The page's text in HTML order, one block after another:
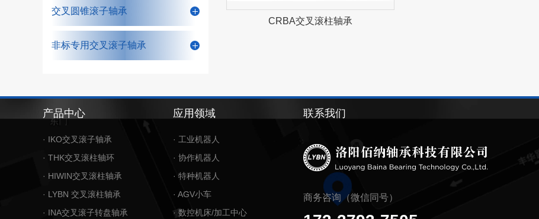
交叉圆锥滚子轴承
非标专用交叉滚子轴承
CRBA交叉滚柱轴承
产品中心
· IKO交叉滚子轴承
· THK交叉滚柱轴环
· HIWIN交叉滚柱轴承
· LYBN 交叉滚柱轴承
· INA交叉滚子转盘轴承
应用领域
· 工业机器人
· 协作机器人
· 特种机器人
· AGV小车
· 数控机床/加工中心
联系我们
商务咨询（微信同号）